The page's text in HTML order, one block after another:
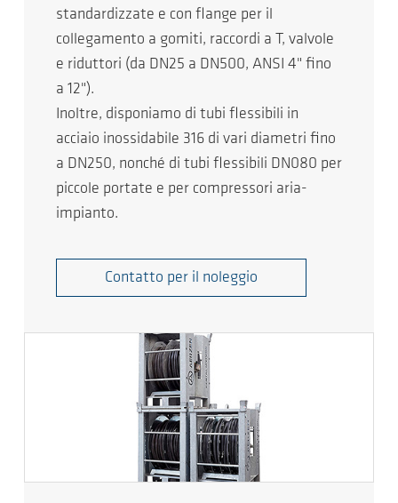
standardizzate e con flange per il
collegamento a gomiti, raccordi a T, valvole
e riduttori (da DN25 a DN500, ANSI 4" fino
a 12").
Inoltre, disponiamo di tubi flessibili in
acciaio inossidabile 316 di vari diametri fino
a DN250, nonché di tubi flessibili DN080 per
piccole portate e per compressori aria-
impianto.
Contatto per il noleggio